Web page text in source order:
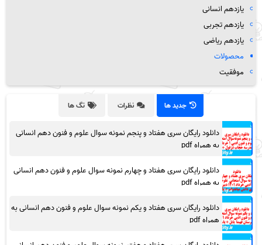
یازدهم انسانی
یازدهم تجربی
یازدهم ریاضی
محصولات
موفقیت
جدید ها نظرات تگ ها
دانلود رایگان سری هفتاد و پنجم نمونه سوال علوم و فنون دهم انسانی
به همراه pdf
دانلود رایگان سری هفتاد و چهارم نمونه سوال علوم و فنون دهم انسانی
به همراه pdf
دانلود رایگان سری هفتاد و یکم نمونه سوال علوم و فنون دهم انسانی به
همراه pdf